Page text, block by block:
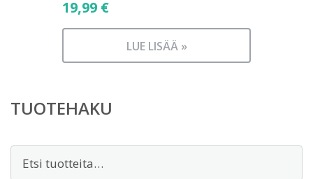
19,99 €
LUE LISÄÄ »
TUOTEHAKU